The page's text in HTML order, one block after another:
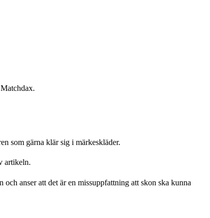
som gärna klär sig i märkeskläder.
artikeln.
anser att det är en missuppfattning att skon ska kunna